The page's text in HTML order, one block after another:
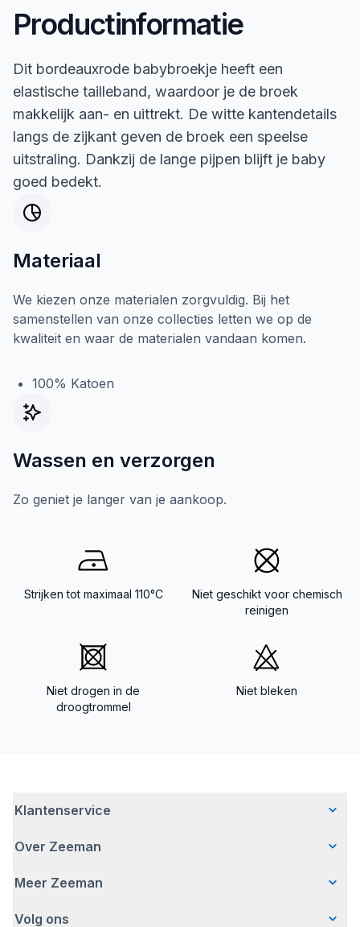
Productinformatie
Dit bordeauxrode babybroekje heeft een
elastische tailleband, waardoor je de broek
makkelijk aan- en uittrekt. De witte kantendetails
langs de zijkant geven de broek een speelse
uitstraling. Dankzij de lange pijpen blijft je baby
goed bedekt.
Materiaal
We kiezen onze materialen zorgvuldig. Bij het
samenstellen van onze collecties letten we op de
kwaliteit en waar de materialen vandaan komen.
100% Katoen
Wassen en verzorgen
Zo geniet je langer van je aankoop.
Strijken tot maximaal 110°C
Niet geschikt voor chemisch
reinigen
Niet drogen in de
droogtrommel
Niet bleken
Klantenservice
Veelgestelde vragen
Bezorgen
Over Zeeman
Wie wij zijn
Meer Zeeman
Veiligheidswaarschuwing
Volg ons